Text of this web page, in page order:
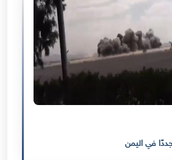
في اليمن